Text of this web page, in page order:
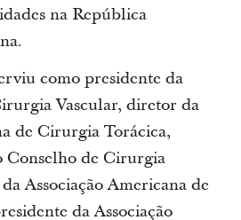
na República
como presidente da
Vascular, diretor da
de Cirurgia Torácica,
Conselho de Cirurgia
Associação Americana de
da Associação